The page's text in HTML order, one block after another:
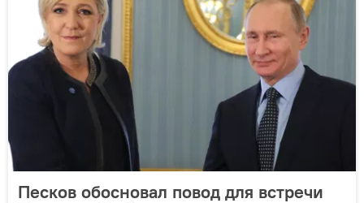
Песков обосновал повод для встречи